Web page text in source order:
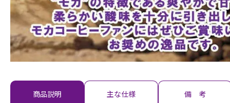
商品説明 主な仕様 備 考